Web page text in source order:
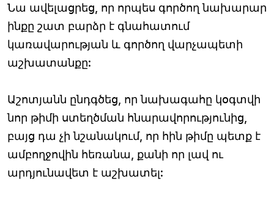
Նա ավելացրեց, որ որպես գործող նախարար
ինքը շատ բարձր է գնահատում
կառավարության և գործող վարչապետի
աշխատանքը:
Աշոտյանն ընդգծեց, որ նախագահը կօգտվի
նոր թիմի ստեղծման հնարավորությունից,
բայց դա չի նշանակում, որ հին թիմը պետք է
ամբողջովին հեռանա, քանի որ լավ ու
արդյունավետ է աշխատել: